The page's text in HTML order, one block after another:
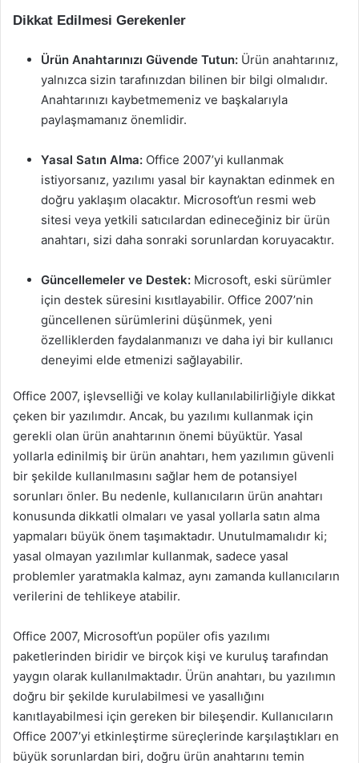
Dikkat Edilmesi Gerekenler
Ürün Anahtarınızı Güvende Tutun: Ürün anahtarınız,
yalnızca sizin tarafınızdan bilinen bir bilgi olmalıdır.
Anahtarınızı kaybetmemeniz ve başkalarıyla
paylaşmamanız önemlidir.
Yasal Satın Alma: Office 2007’yi kullanmak
istiyorsanız, yazılımı yasal bir kaynaktan edinmek en
doğru yaklaşım olacaktır. Microsoft’un resmi web
sitesi veya yetkili satıcılardan edineceğiniz bir ürün
anahtarı, sizi daha sonraki sorunlardan koruyacaktır.
Güncellemeler ve Destek: Microsoft, eski sürümler
için destek süresini kısıtlayabilir. Office 2007’nin
güncellenen sürümlerini düşünmek, yeni
özelliklerden faydalanmanızı ve daha iyi bir kullanıcı
deneyimi elde etmenizi sağlayabilir.
Office 2007, işlevselliği ve kolay kullanılabilirliğiyle dikkat
çeken bir yazılımdır. Ancak, bu yazılımı kullanmak için
gerekli olan ürün anahtarının önemi büyüktür. Yasal
yollarla edinilmiş bir ürün anahtarı, hem yazılımın güvenli
bir şekilde kullanılmasını sağlar hem de potansiyel
sorunları önler. Bu nedenle, kullanıcıların ürün anahtarı
konusunda dikkatli olmaları ve yasal yollarla satın alma
yapmaları büyük önem taşımaktadır. Unutulmamalıdır ki;
yasal olmayan yazılımlar kullanmak, sadece yasal
problemler yaratmakla kalmaz, aynı zamanda kullanıcıların
verilerini de tehlikeye atabilir.
Office 2007, Microsoft’un popüler ofis yazılımı
paketlerinden biridir ve birçok kişi ve kuruluş tarafından
yaygın olarak kullanılmaktadır. Ürün anahtarı, bu yazılımın
doğru bir şekilde kurulabilmesi ve yasallığını
kanıtlayabilmesi için gereken bir bileşendir. Kullanıcıların
Office 2007’yi etkinleştirme süreçlerinde karşılaştıkları en
büyük sorunlardan biri, doğru ürün anahtarını temin